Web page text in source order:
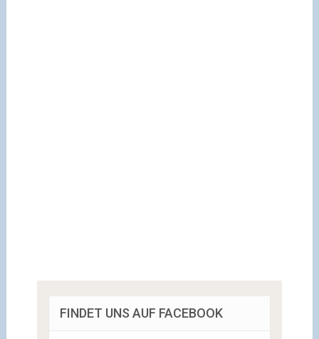
FINDET UNS AUF FACEBOOK